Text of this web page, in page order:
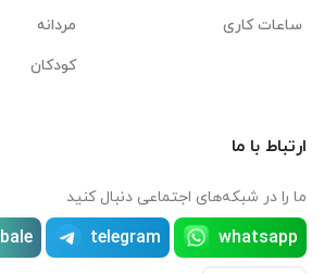
ساعات کاری
مردانه
کودکان
ارتباط با ما
ما را در شبکه‌های اجتماعی دنبال کنید
whatsapp
telegram
bale